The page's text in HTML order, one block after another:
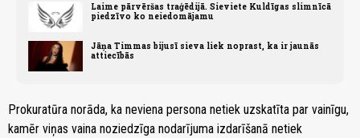
Laime pārvēršas traģēdijā. Sieviete Kuldīgas slimnīcā
piedzīvo ko neiedomājamu
Jāņa Timmas bijusī sieva liek noprast, ka ir jaunās
attiecībās
Prokuratūra norāda, ka neviena persona netiek uzskatīta par vainīgu,
kamēr viņas vaina noziedzīga nodarījuma izdarīšanā netiek